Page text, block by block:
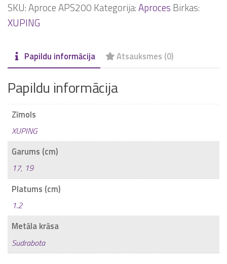
daudzums
SKU:Aproce APS200 Kategorija:Aproces Birkas:
XUPING
Papildu informācija Atsauksmes (0)
Papildu informācija
Zīmols
XUPING
Garums (cm)
17, 19
Platums (cm)
1.2
Metāla krāsa
Sudrabota